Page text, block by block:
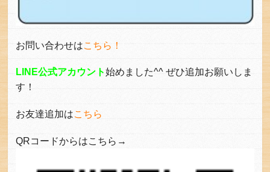
お問い合わせはこちら！
LINE公式アカウント始めました^^ ぜひ追加お願いしま
す！
お友達追加はこちら
QRコードからはこちら→